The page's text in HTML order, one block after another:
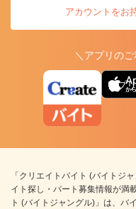
アカウントをお
＼アプリの
アプ
「クリエイトバイト (バイトジ
イト探し・パート募集情報が満
ト (バイトジャングル)」は、バ